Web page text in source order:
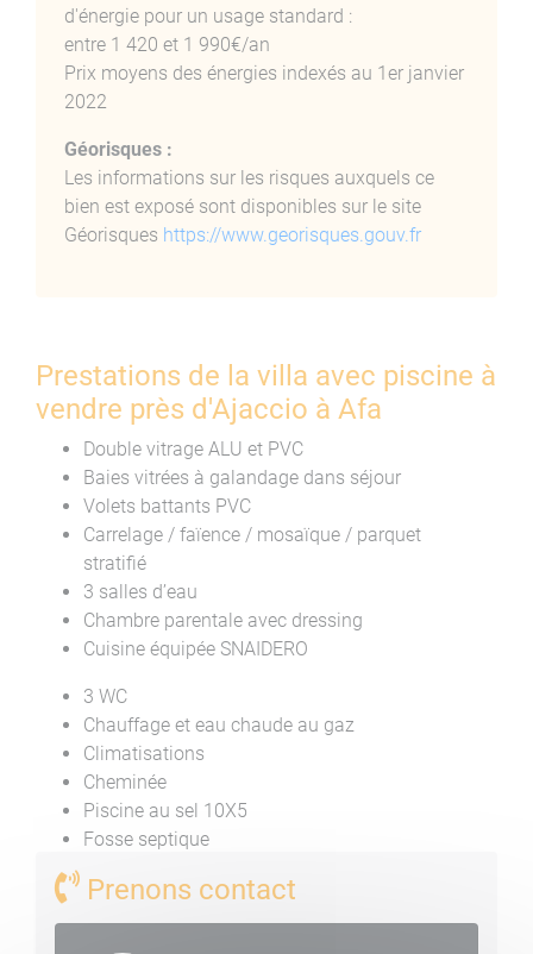
d'énergie pour un usage standard :
entre 1 420 et 1 990€/an
Prix moyens des énergies indexés au 1er janvier
2022
Géorisques :
Les informations sur les risques auxquels ce
bien est exposé sont disponibles sur le site
Géorisques https://www.georisques.gouv.fr
Prestations de la villa avec piscine à
vendre près d'Ajaccio à Afa
Double vitrage ALU et PVC
Baies vitrées à galandage dans séjour
Volets battants PVC
Carrelage / faïence / mosaïque / parquet
stratifié
3 salles d’eau
Chambre parentale avec dressing
Cuisine équipée SNAIDERO
3 WC
Chauffage et eau chaude au gaz
Climatisations
Cheminée
Piscine au sel 10X5
Fosse septique
Composition de la villa en vente
Prenons contact